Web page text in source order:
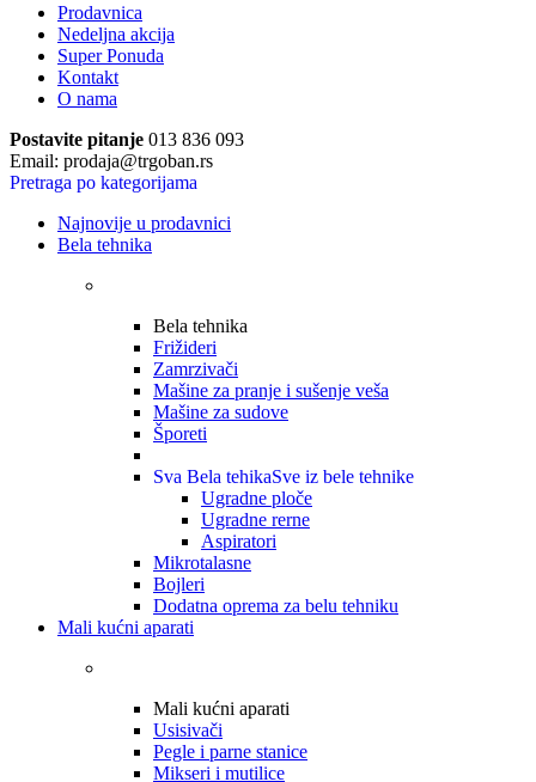
Prodavnica
Nedeljna akcija
Super Ponuda
Kontakt
O nama
Postavite pitanje 013 836 093
Email: prodaja@trgoban.rs
Pretraga po kategorijama
Najnovije u prodavnici
Bela tehnika
Bela tehnika
Frižideri
Zamrzivači
Mašine za pranje i sušenje veša
Mašine za sudove
Šporeti
Sva Bela tehikaSve iz bele tehnike
Ugradne ploče
Ugradne rerne
Aspiratori
Mikrotalasne
Bojleri
Dodatna oprema za belu tehniku
Mali kućni aparati
Mali kućni aparati
Usisivači
Pegle i parne stanice
Mikseri i mutilice